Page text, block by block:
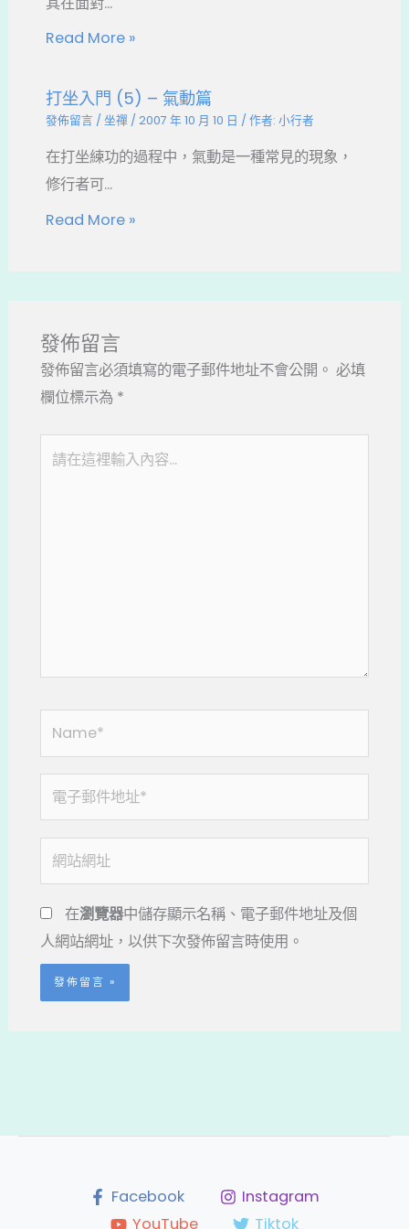
Read More »
打坐入門 (5) – 氣動篇
發佈留言 / 坐禪/ 2007 年 10 月 10 日 / 作者: 小行者
在打坐練功的過程中，氣動是一種常見的現象，
修行者可...
Read More »
發佈留言
發佈留言必須填寫的電子郵件地址不會公開。 必填
欄位標示為 *
郵
件
址
*
網
址
在瀏覽器中儲存顯示名稱、電子郵件地址及個
人網站網址，以供下次發佈留言時使用。
Facebook
Instagram
YouTube
Tiktok